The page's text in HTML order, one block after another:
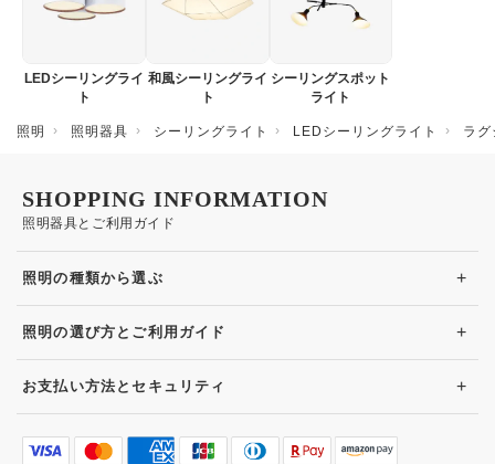
LEDシーリングライ
ト
和風シーリングライ
ト
シーリングスポット
ライト
照明 照明器具 シーリングライト LEDシーリングライト ラ
照明器具とご利用ガイド
SHOPPING INFORMATION
照明の種類から選ぶ +
照明の選び方とご利用ガイド +
お支払い方法とセキュリティ +